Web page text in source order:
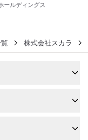
ールディングス
株式会社スカラ